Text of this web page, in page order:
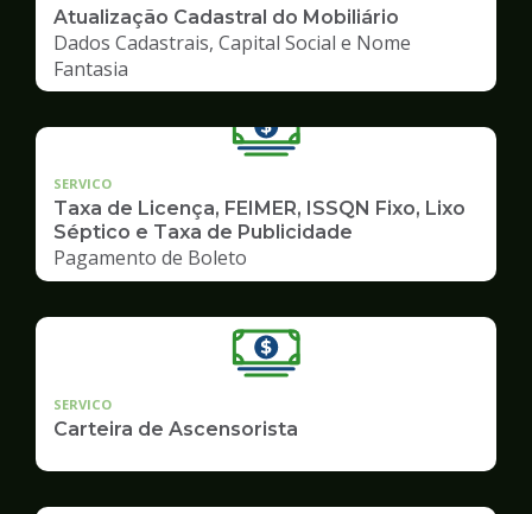
Atualização Cadastral do Mobiliário
Dados Cadastrais, Capital Social e Nome
Fantasia
SERVICO
Taxa de Licença, FEIMER, ISSQN Fixo, Lixo
Séptico e Taxa de Publicidade
Pagamento de Boleto
SERVICO
Carteira de Ascensorista